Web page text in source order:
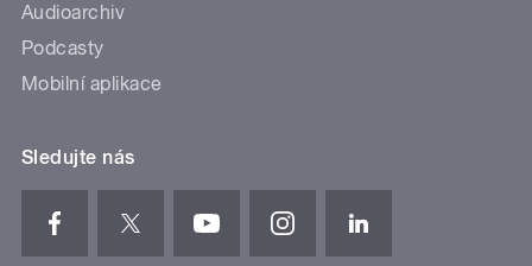
Audioarchiv
Podcasty
Mobilní aplikace
Sledujte nás